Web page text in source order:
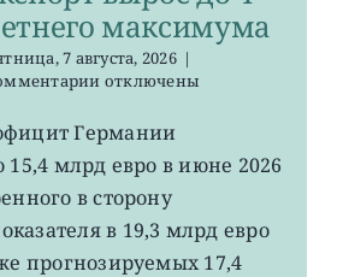
максимума
7 августа, 2026 |
к
EWG:
немецкий
экспорт
вырос
4-
летнего
отключены
Германии
15,4 млрд евро в июне 2026
в сторону
в 19,3 млрд евро
прогнозируемых 17,4